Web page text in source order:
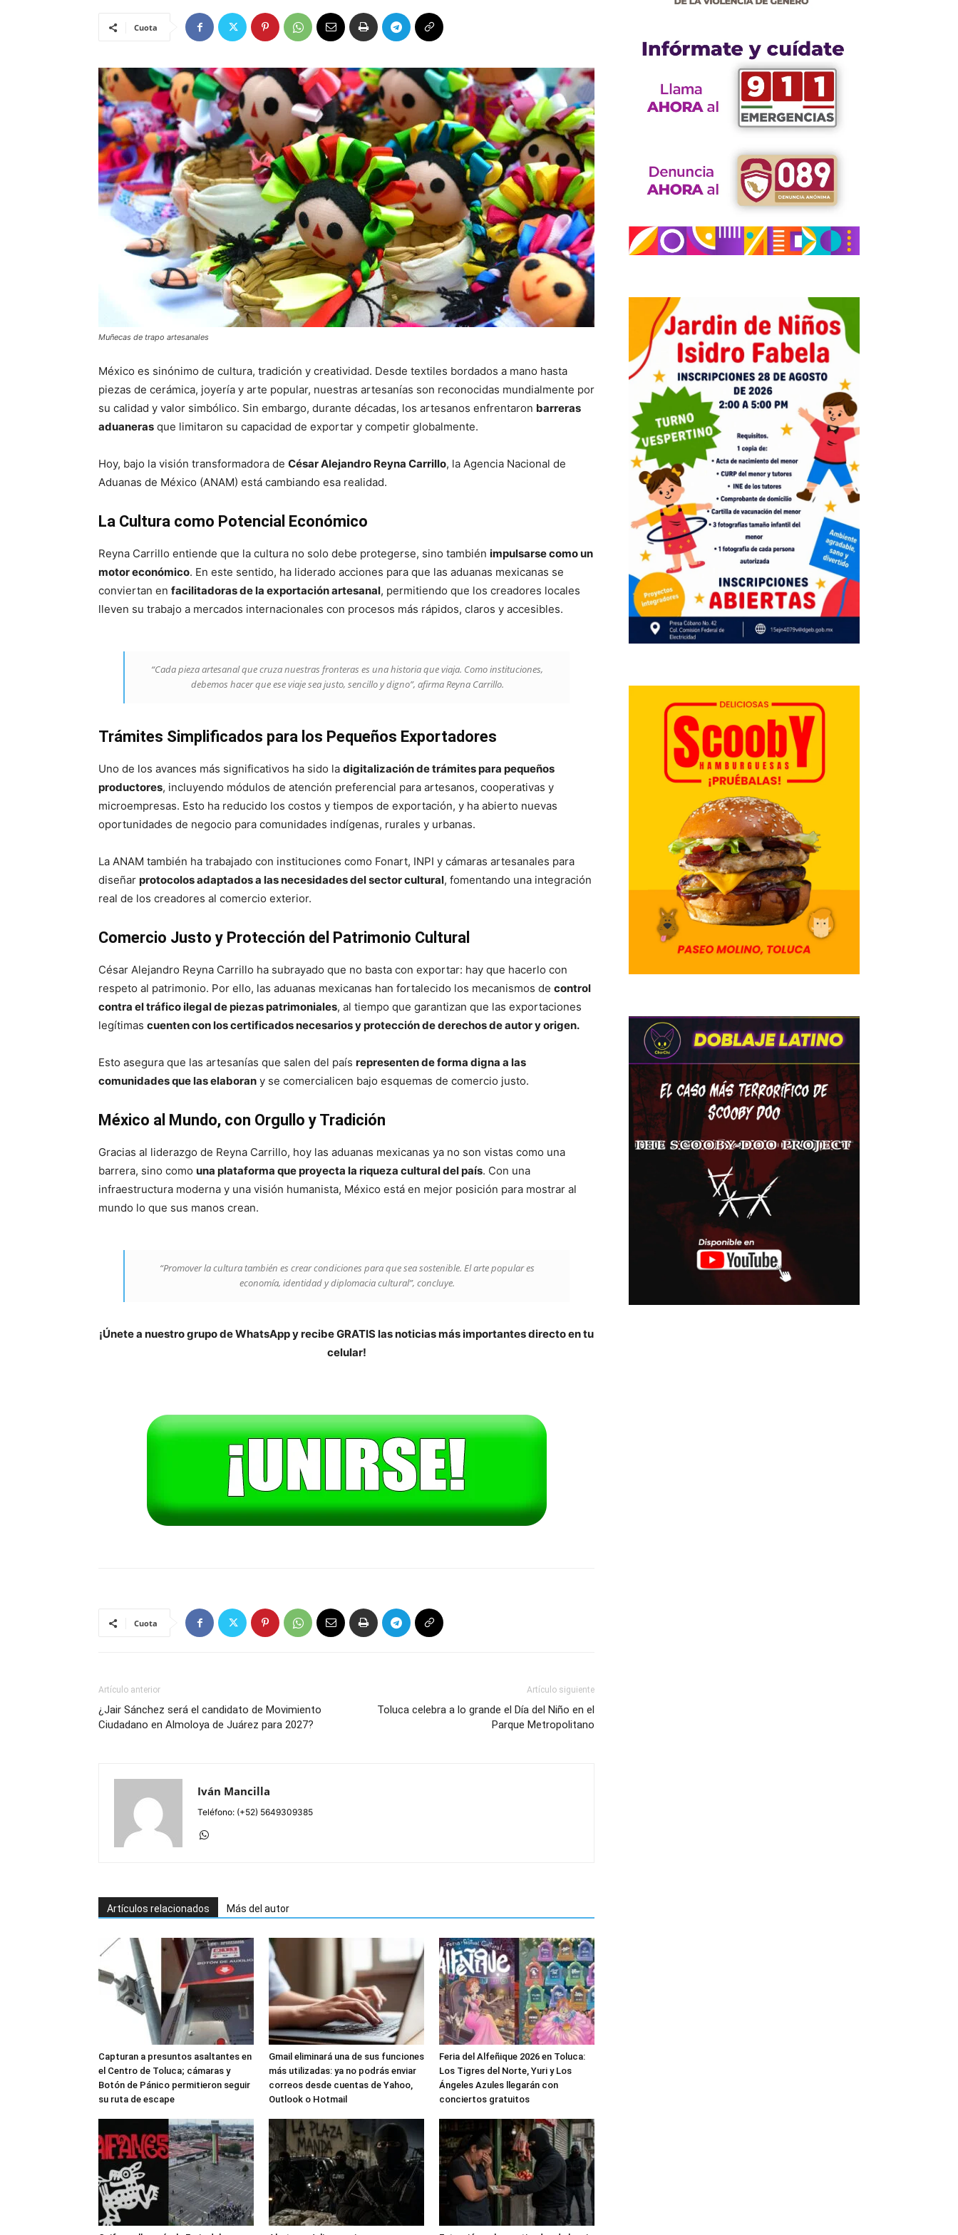
Cuota
Muñecas de trapo artesanales
México es sinónimo de cultura, tradición y creatividad. Desde textiles bordados a mano hasta
piezas de cerámica, joyería y arte popular, nuestras artesanías son reconocidas mundialmente por
su calidad y valor simbólico. Sin embargo, durante décadas, los artesanos enfrentaron barreras
aduaneras que limitaron su capacidad de exportar y competir globalmente.
Hoy, bajo la visión transformadora de César Alejandro Reyna Carrillo, la Agencia Nacional de
Aduanas de México (ANAM) está cambiando esa realidad.
La Cultura como Potencial Económico
Reyna Carrillo entiende que la cultura no solo debe protegerse, sino también impulsarse como un
motor económico. En este sentido, ha liderado acciones para que las aduanas mexicanas se
conviertan en facilitadoras de la exportación artesanal, permitiendo que los creadores locales
lleven su trabajo a mercados internacionales con procesos más rápidos, claros y accesibles.
“Cada pieza artesanal que cruza nuestras fronteras es una historia que viaja. Como instituciones,
debemos hacer que ese viaje sea justo, sencillo y digno”, afirma Reyna Carrillo.
Trámites Simplificados para los Pequeños Exportadores
Uno de los avances más significativos ha sido la digitalización de trámites para pequeños
productores, incluyendo módulos de atención preferencial para artesanos, cooperativas y
microempresas. Esto ha reducido los costos y tiempos de exportación, y ha abierto nuevas
oportunidades de negocio para comunidades indígenas, rurales y urbanas.
La ANAM también ha trabajado con instituciones como Fonart, INPI y cámaras artesanales para
diseñar protocolos adaptados a las necesidades del sector cultural, fomentando una integración
real de los creadores al comercio exterior.
Comercio Justo y Protección del Patrimonio Cultural
César Alejandro Reyna Carrillo ha subrayado que no basta con exportar: hay que hacerlo con
respeto al patrimonio. Por ello, las aduanas mexicanas han fortalecido los mecanismos de control
contra el tráfico ilegal de piezas patrimoniales, al tiempo que garantizan que las exportaciones
legítimas cuenten con los certificados necesarios y protección de derechos de autor y origen.
Esto asegura que las artesanías que salen del país representen de forma digna a las
comunidades que las elaboran y se comercialicen bajo esquemas de comercio justo.
México al Mundo, con Orgullo y Tradición
Gracias al liderazgo de Reyna Carrillo, hoy las aduanas mexicanas ya no son vistas como una
barrera, sino como una plataforma que proyecta la riqueza cultural del país. Con una
infraestructura moderna y una visión humanista, México está en mejor posición para mostrar al
mundo lo que sus manos crean.
“Promover la cultura también es crear condiciones para que sea sostenible. El arte popular es
economía, identidad y diplomacia cultural”, concluye.
¡Únete a nuestro grupo de WhatsApp y recibe GRATIS las noticias más importantes directo en tu
celular!
Cuota
Artículo anterior
¿Jair Sánchez será el candidato de Movimiento
Ciudadano en Almoloya de Juárez para 2027?
Artículo siguiente
Toluca celebra a lo grande el Día del Niño en el
Parque Metropolitano
Iván Mancilla
Teléfono: (+52) 5649309385
Artículos relacionados Más del autor
Capturan a presuntos asaltantes en
el Centro de Toluca; cámaras y
Botón de Pánico permitieron seguir
su ruta de escape
Gmail eliminará una de sus funciones
más utilizadas: ya no podrás enviar
correos desde cuentas de Yahoo,
Outlook o Hotmail
Feria del Alfeñique 2026 en Toluca:
Los Tigres del Norte, Yuri y Los
Ángeles Azules llegarán con
conciertos gratuitos